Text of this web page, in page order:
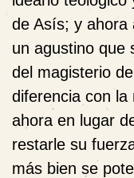
de Asís; y ahora
un agustino que
del magisterio
diferencia con la
ahora en lugar
restarle su
más bien se